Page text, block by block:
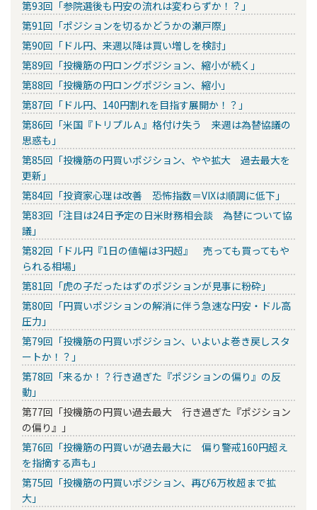
第93回「参院選後も円安の流れは変わらずか！？」
第91回「ポジションを切るかどうかの瀬戸際」
第90回「ドル円、来週以降は買い増しを検討」
第89回「投機筋の円ロングポジション、縮小が続く」
第88回「投機筋の円ロングポジション、縮小」
第87回「ドル円、140円割れを目指す展開か！？」
第86回「米国『トリプルＡ』格付け失う 来週は為替協議の
思惑も」
第85回「投機筋の円買いポジション、やや拡大 過去最大を
更新」
第84回「投資家心理は改善 恐怖指数＝VIXは順調に低下」
第83回「注目は24日予定の日米財務相会談 為替について協
議」
第82回「ドル円『1日の値幅は3円超』 売っても買ってもや
られる相場」
第81回「虎の子だったはずのポジションが見事に粉砕」
第80回「円買いポジションの解消に伴う急速な円安・ドル高
圧力」
第79回「投機筋の円買いポジション、いよいよ巻き戻しスタ
ートか！？」
第78回「来るか！？行き過ぎた『ポジションの偏り』の反
動」
第77回「投機筋の円買い過去最大 行き過ぎた『ポジション
の偏り』」
第76回「投機筋の円買いが過去最大に 偏り警戒160円超え
を指摘する声も」
第75回「投機筋の円買いポジション、再び6万枚超まで拡
大」